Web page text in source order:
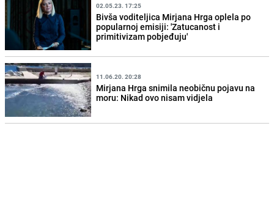
02.05.23. 17:25
Bivša voditeljica Mirjana Hrga oplela po
popularnoj emisiji: 'Zatucanost i
primitivizam pobjeđuju'
11.06.20. 20:28
Mirjana Hrga snimila neobičnu pojavu na
moru: Nikad ovo nisam vidjela